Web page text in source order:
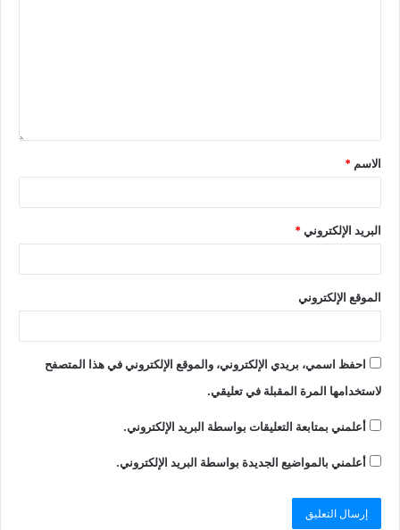
الاسم *
البريد الإلكتروني*
الموقع الإلكتروني
احفظ اسمي، بريدي الإلكتروني، والموقع الإلكتروني في هذا المتصفح
لاستخدامها المرة المقبلة في تعليقي.
أعلمني بمتابعة التعليقات بواسطة البريد الإلكتروني.
أعلمني بالمواضيع الجديدة بواسطة البريد الإلكتروني.